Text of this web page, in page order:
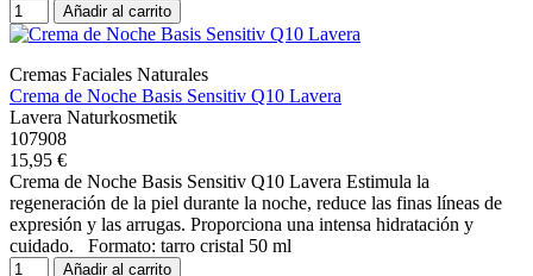
Añadir al carrito
Cremas Faciales Naturales
Crema de Noche Basis Sensitiv Q10 Lavera
Lavera Naturkosmetik
107908
15,95 €
Crema de Noche Basis Sensitiv Q10 Lavera Estimula la
regeneración de la piel durante la noche, reduce las finas líneas de
expresión y las arrugas. Proporciona una intensa hidratación y
cuidado. Formato: tarro cristal 50 ml
Añadir al carrito